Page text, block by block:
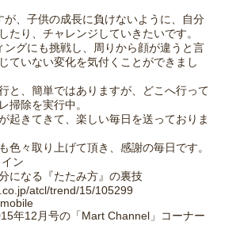
が、子供の成長に負けないように、自分
たり、チャレンジしていきたいです。
ングにも挑戦し、周りから顔が違うと言
ていない変化を気付くことができまし
と、簡単ではありますが、どこへ行って
掃除を実行中。
起きてきて、楽しい毎日を送っておりま
色々取り上げて頂き、感謝の毎日です。
ン
になる『たたみ方』の裏技
atcl/trend/15/105299
年12月号の「Mart Channel」コーナー